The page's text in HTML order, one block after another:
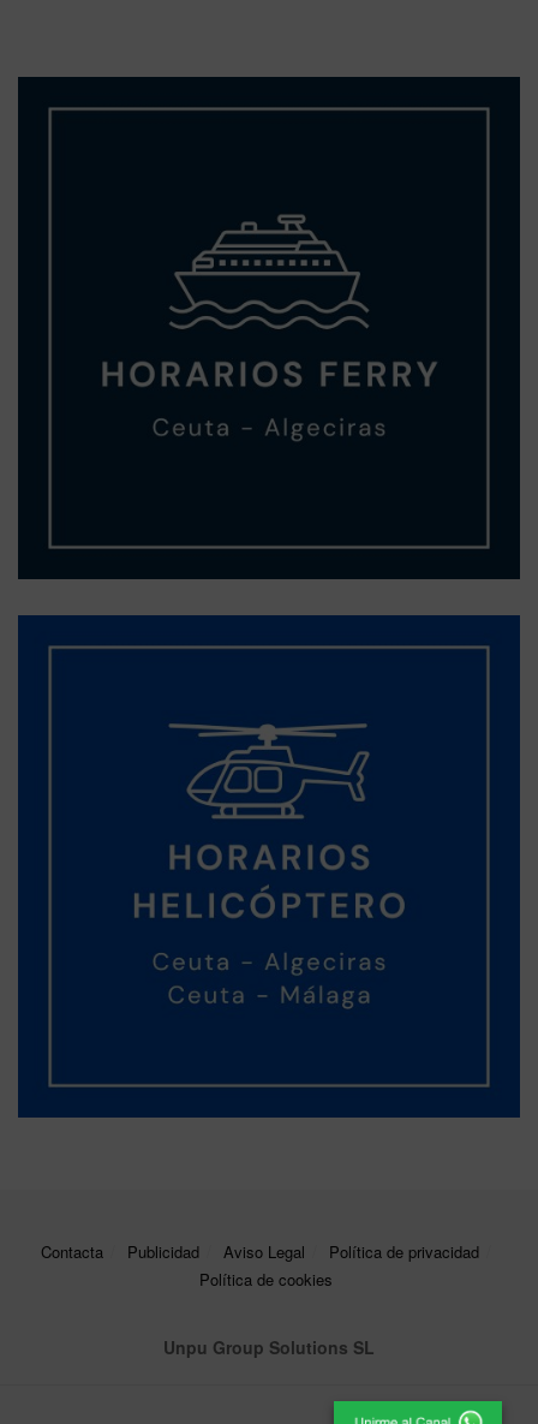
Contacta Publicidad Aviso Legal
Política de privacidad
Política de cookies
Unpu Group Solutions SL